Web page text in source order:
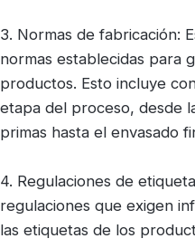
3. Normas de fabricación:
normas establecidas para
productos. Esto incluye
etapa del proceso, desde
primas hasta el envasado
4. Regulaciones de
regulaciones que exigen
las etiquetas de los